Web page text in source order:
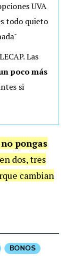
UVA
todo quieto
Las
poco más
si
pongas
dos, tres
cambian
BONOS